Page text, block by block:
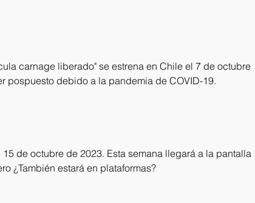
carnage liberado" se estrena en Chile el 7 de octubre
pospuesto debido a la pandemia de COVID-19.
15 de octubre de 2023. Esta semana llegará a la pantalla
¿También estará en plataformas?